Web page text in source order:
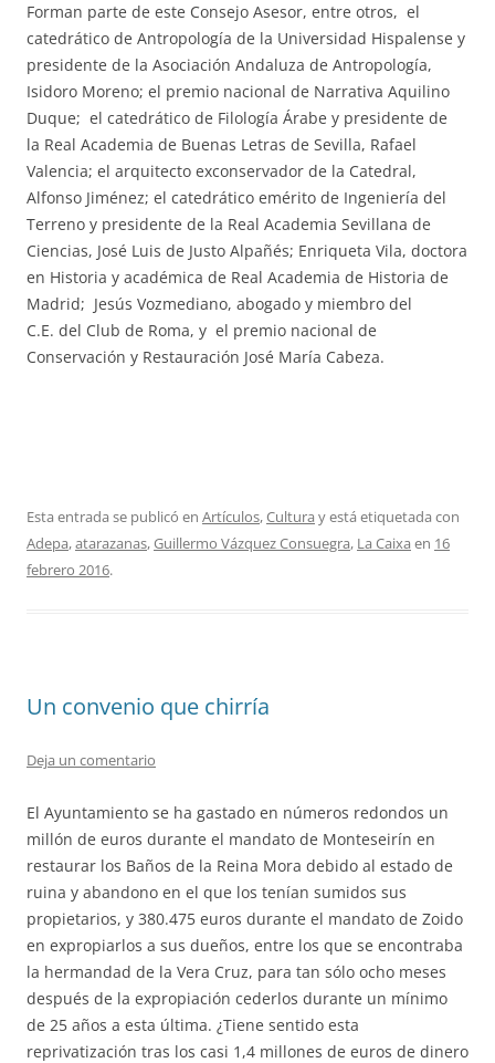
Forman parte de este Consejo Asesor, entre otros, el
catedrático de Antropología de la Universidad Hispalense y
presidente de la Asociación Andaluza de Antropología,
Isidoro Moreno; el premio nacional de Narrativa Aquilino
Duque; el catedrático de Filología Árabe y presidente de
la Real Academia de Buenas Letras de Sevilla, Rafael
Valencia; el arquitecto exconservador de la Catedral,
Alfonso Jiménez; el catedrático emérito de Ingeniería del
Terreno y presidente de la Real Academia Sevillana de
Ciencias, José Luis de Justo Alpañés; Enriqueta Vila, doctora
en Historia y académica de Real Academia de Historia de
Madrid; Jesús Vozmediano, abogado y miembro del
C.E. del Club de Roma, y el premio nacional de
Conservación y Restauración José María Cabeza.
Esta entrada se publicó en Artículos,Cultura y está etiquetada con
Adepa,atarazanas,Guillermo Vázquez Consuegra, La Caixa en 16
febrero 2016.
Un convenio que chirría
Deja un comentario
El Ayuntamiento se ha gastado en números redondos un
millón de euros durante el mandato de Monteseirín en
restaurar los Baños de la Reina Mora debido al estado de
ruina y abandono en el que los tenían sumidos sus
propietarios, y 380.475 euros durante el mandato de Zoido
en expropiarlos a sus dueños, entre los que se encontraba
la hermandad de la Vera Cruz, para tan sólo ocho meses
después de la expropiación cederlos durante un mínimo
de 25 años a esta última. ¿Tiene sentido esta
reprivatización tras los casi 1,4 millones de euros de dinero